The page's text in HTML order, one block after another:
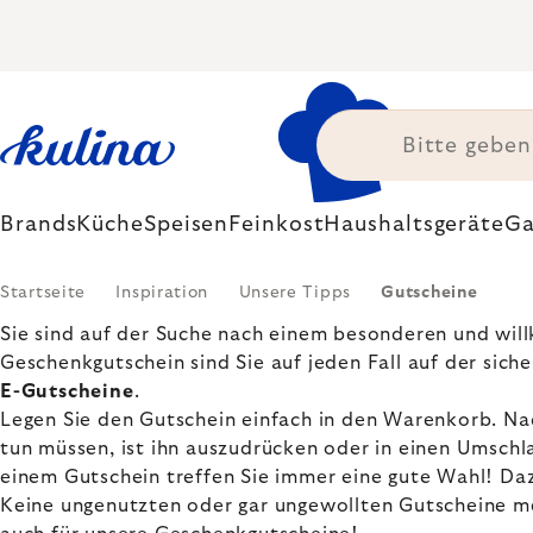
Brands KücheSpeisen FeinkostHaushaltsgeräte
Startseite Inspiration Unsere Tipps Gutscheine
Sie sind auf der Suche nach einem besonderen und
Geschenkgutschein sind Sie auf jeden Fall auf der
E-Gutscheine.
Legen Sie den Gutschein einfach in den Warenkorb.
tun müssen, ist ihn auszudrücken oder in einen
einem Gutschein treffen Sie immer eine gute Wahl!
Keine ungenutzten oder gar ungewollten Gutscheine